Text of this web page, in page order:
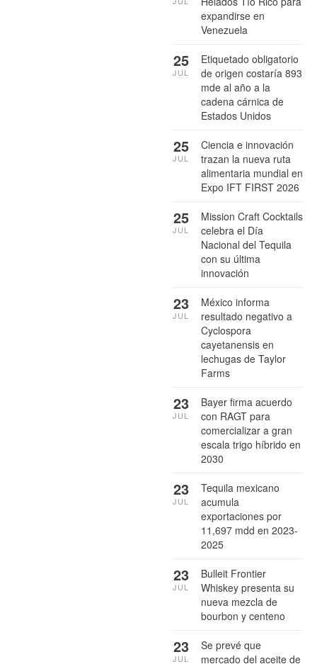
expandirse en
Venezuela
Etiquetado obligatorio
de origen costaría 893
mde al año a la
cadena cárnica de
Estados Unidos
25
JUL
Ciencia e innovación
trazan la nueva ruta
alimentaria mundial en
Expo IFT FIRST 2026
25
JUL
Mission Craft Cocktails
celebra el Día
Nacional del Tequila
con su última
innovación
25
JUL
México informa
resultado negativo a
Cyclospora
cayetanensis en
lechugas de Taylor
Farms
23
JUL
Bayer firma acuerdo
con RAGT para
comercializar a gran
escala trigo híbrido en
2030
23
JUL
Tequila mexicano
acumula
exportaciones por
11,697 mdd en 2023-
2025
23
JUL
Bulleit Frontier
Whiskey presenta su
nueva mezcla de
bourbon y centeno
23
JUL
Se prevé que
mercado del aceite de
23
JUL